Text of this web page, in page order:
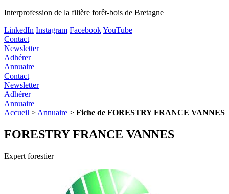
Interprofession de la filière forêt-bois de Bretagne
LinkedIn Instagram FacebookYouTube
Contact
Newsletter
Adhérer
Annuaire
Contact
Newsletter
Adhérer
Annuaire
Accueil > Annuaire > Fiche de FORESTRY FRANCE VANNES
FORESTRY FRANCE VANNES
Expert forestier